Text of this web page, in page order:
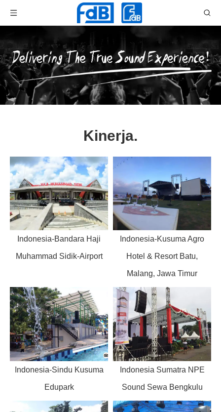
Kinerja.
Indonesia-Bandara Haji
Muhammad Sidik-Airport
Indonesia-Kusuma Agro
Hotel & Resort Batu,
Malang, Jawa Timur
Indonesia-Sindu Kusuma
Edupark
Indonesia Sumatra NPE
Sound Sewa Bengkulu